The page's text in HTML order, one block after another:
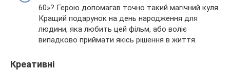
60»? Герою допомагав точно такий магічний куля.
Кращий подарунок на день народження для
людини, яка любить цей фільм, або воліє
випадково приймати якісь рішення в життя.
Креативні